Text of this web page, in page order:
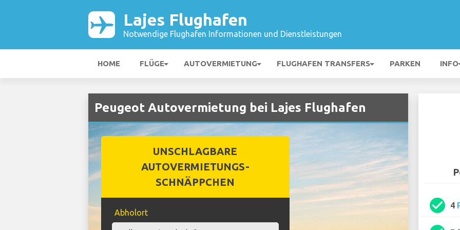
Lajes Flughafen
Notwendige Flughafen Informationen und Dienstleistungen
HOME FLÜGE AUTOVERMIETUNG FLUGHAFEN TRANSFERS PARKEN INFO
Peugeot Autovermietung bei Lajes Flughafen
UNSCHLAGBARE
AUTOVERMIETUNGS-
SCHNÄPPCHEN
Abholort check_circle 4